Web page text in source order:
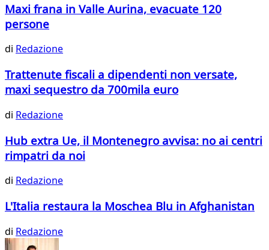
Maxi frana in Valle Aurina, evacuate 120
persone
di Redazione
Trattenute fiscali a dipendenti non versate,
maxi sequestro da 700mila euro
di Redazione
Hub extra Ue, il Montenegro avvisa: no ai centri
rimpatri da noi
di Redazione
L'Italia restaura la Moschea Blu in Afghanistan
di Redazione